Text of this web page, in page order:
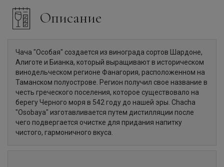
Описание
Чача "Особая" создается из винограда сортов Шардоне,
Алиготе и Бианка, который выращивают в историческом
винодельческом регионе Фанагория, расположенном на
Таманском полуострове. Регион получил свое название в
честь греческого поселения, которое существовало на
берегу Черного моря в 542 году до нашей эры. Chacha
"Osobaya" изготавливается путем дистилляции после
чего подвергается очистке для придания напитку
чистого, гармоничного вкуса.